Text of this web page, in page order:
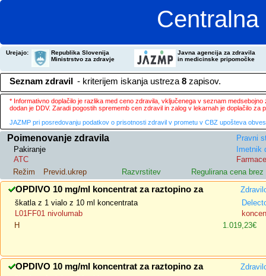
Urejajo:
Republika Slovenija
Ministrstvo za zdravje
Javna agencija za zdravila
in medicinske pripomočke
Seznam zdravil - kriterijem iskanja ustreza 8 zapisov.
* Informativno doplačilo je razlika med ceno zdravila, vključenega v seznam
dodan je DDV. Zaradi pogostih sprememb cen zdravil in zalog v lekarnah je doplačilo
JAZMP pri posredovanju podatkov o prisotnosti zdravil v prometu v CBZ upošteva
Poimenovanje zdravila
Pravni
Pakiranje
Imetnik
ATC
Režim
Previd.ukrep Razvrstitev Regulirana cena brez
OPDIVO 10 mg/ml koncentrat za raztopino za
škatla z 1 vialo z 10 ml koncentrata
L01FF01 nivolumab
H
1.019,23€
OPDIVO 10 mg/ml koncentrat za raztopino za